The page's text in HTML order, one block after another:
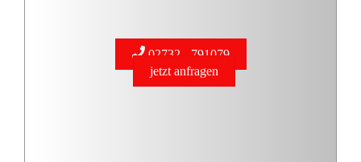
02732 - 791079
jetzt anfragen